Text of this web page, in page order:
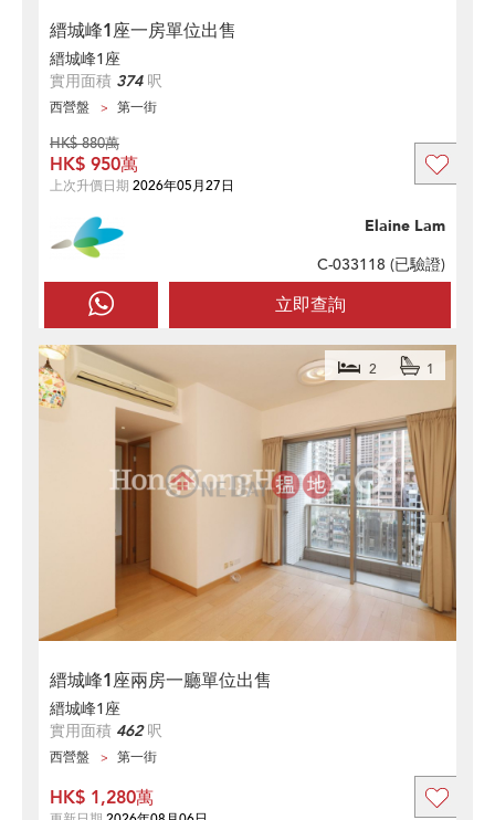
縉城峰1座一房單位出售
縉城峰1座
實用面積 374呎
西營盤 第一街
立即查詢
Elaine Lam
C-033118 (已驗證)
HK$ 880萬
HK$ 950萬
上次升價日期 2026年05月27日
縉城峰1座兩房一廳單位出售
2 1
縉城峰1座
實用面積 462呎
西營盤 第一街
HK$ 1,280萬